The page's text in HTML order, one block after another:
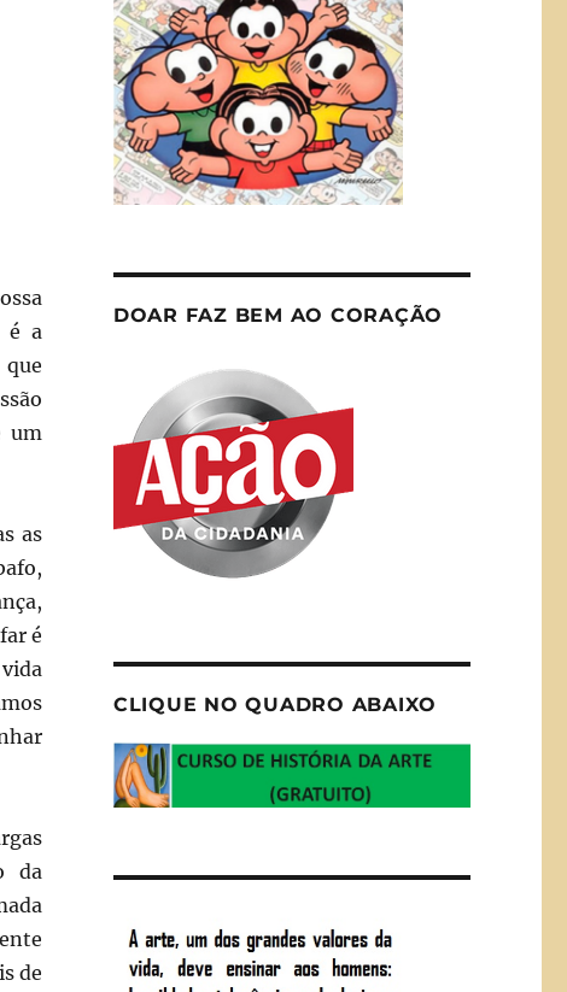
é a
um
as
é
da
de
DOAR FAZ BEM AO CORAÇÃO
CLIQUE NO QUADRO ABAIXO